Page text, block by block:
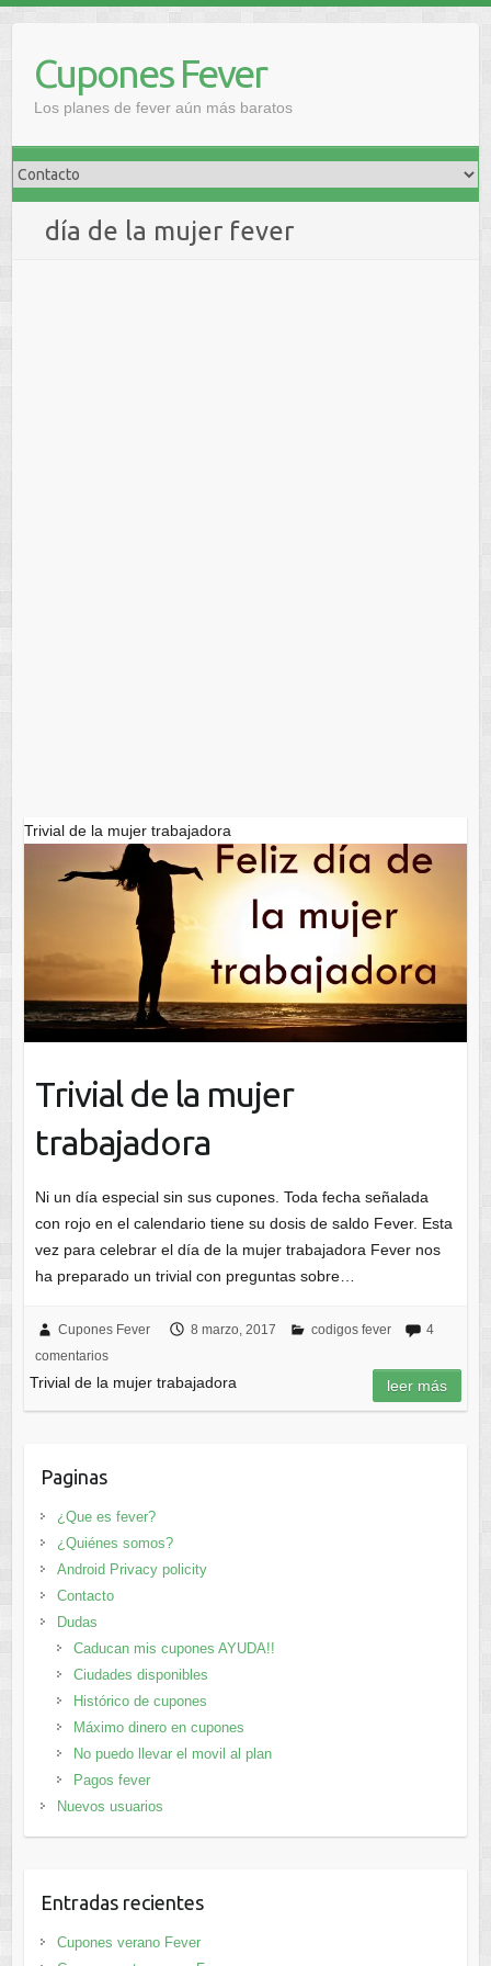
contenidoCupones Fever
Los planes de fever aún más baratos
día de la mujer fever
Trivial de la mujer trabajadora
Trivial de la mujer
trabajadora
Ni un día especial sin sus cupones. Toda fecha señalada
con rojo en el calendario tiene su dosis de saldo Fever. Esta
vez para celebrar el día de la mujer trabajadora Fever nos
ha preparado un trivial con preguntas sobre…
Cupones Fever 8 marzo, 2017 codigos fever
4
comentarios
Trivial de la mujer trabajadora leer más
Paginas
¿Que es fever?
¿Quiénes somos?
Android Privacy policity
Contacto
Dudas
Caducan mis cupones AYUDA!!
Ciudades disponibles
Histórico de cupones
Máximo dinero en cupones
No puedo llevar el movil al plan
Pagos fever
Nuevos usuarios
Entradas recientes
Cupones verano Fever